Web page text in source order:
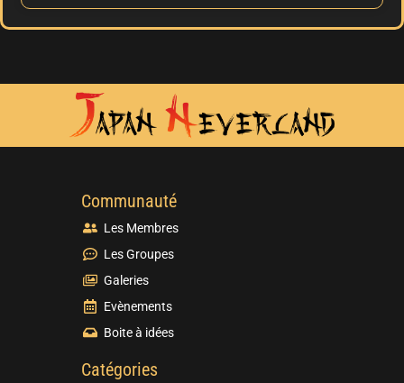
Communauté
Les Membres
Les Groupes
Galeries
Evènements
Boite à idées
Catégories